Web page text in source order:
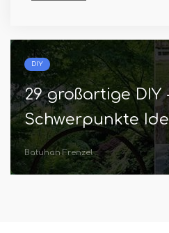
DIY
29 großartige DIY
Schwerpunkte
Batuhan Frenzel